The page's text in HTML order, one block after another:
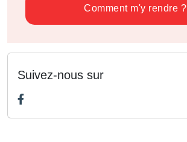
Comment m'y rendre ?
Suivez-nous sur